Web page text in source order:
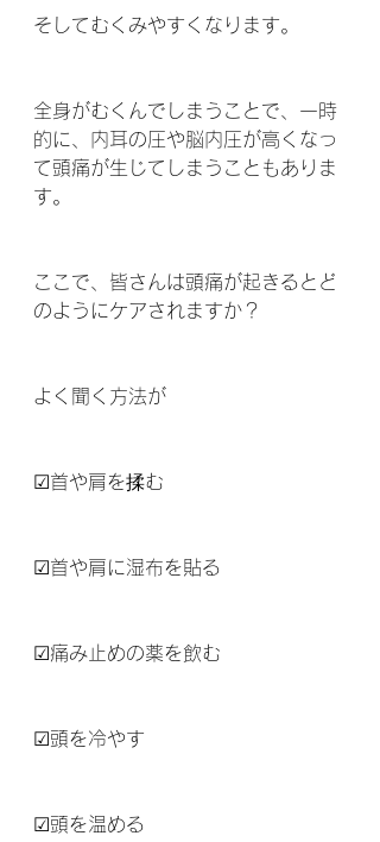
そしてむくみやすくなります。
全身がむくんでしまうことで、一時
的に、内耳の圧や脳内圧が高くなっ
て頭痛が生じてしまうこともありま
す。
ここで、皆さんは頭痛が起きるとど
のようにケアされますか？
よく聞く方法が
☑首や肩を揉む
☑首や肩に湿布を貼る
☑痛み止めの薬を飲む
☑頭を冷やす
☑頭を温める